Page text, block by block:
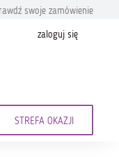
swoje zamówienie
zaloguj się
STREFA OKAZJI